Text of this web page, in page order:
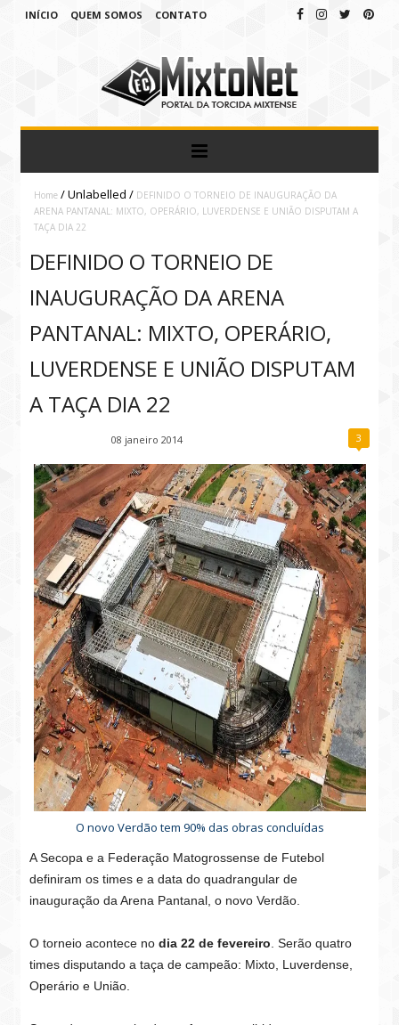
INÍCIO QUEM SOMOS CONTATO
Home /Unlabelled/ DEFINIDO O TORNEIO DE INAUGURAÇÃO DA
ARENA PANTANAL: MIXTO, OPERÁRIO, LUVERDENSE E UNIÃO DISPUTAM A
TAÇA DIA 22
DEFINIDO O TORNEIO DE
INAUGURAÇÃO DA ARENA
PANTANAL: MIXTO, OPERÁRIO,
LUVERDENSE E UNIÃO DISPUTAM
A TAÇA DIA 22
08 janeiro 2014 3
O novo Verdão tem 90% das obras concluídas
A Secopa e a Federação Matogrossense de Futebol
definiram os times e a data do quadrangular de
inauguração da Arena Pantanal, o novo Verdão.
O torneio acontece nodia 22 de fevereiro . Serão quatro
times disputando a taça de campeão: Mixto, Luverdense,
Operário e União.